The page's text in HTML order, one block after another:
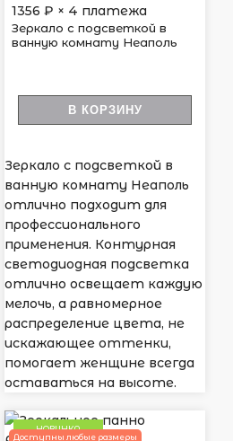
1356 ₽ × 4 платежа
Зеркало с подсветкой в
ванную комнату Неаполь
В КОРЗИНУ
Зеркало с подсветкой в
ванную комнату Неаполь
отлично подходит для
профессионального
применения. Контурная
светодиодная подсветка
отлично освещает каждую
мелочь, а равномерное
распределение цвета, не
искажающее оттенки,
помогает женщине всегда
оставаться на высоте.
НОВИНКА
Доступны любые размеры